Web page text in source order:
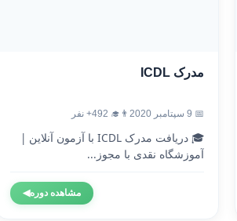
مدرک ICDL
📅 9 سپتامبر 2020 👨‍🎓 492+ نفر
🎓 دریافت مدرک ICDL با آزمون آنلاین |
آموزشگاه نقدی با مجوز...
مشاهده دوره◀